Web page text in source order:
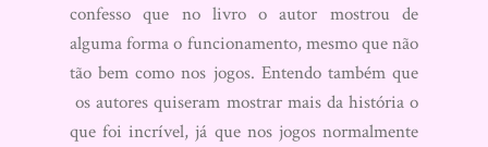
confesso que no livro o autor mostrou de
alguma forma o funcionamento, mesmo que não
tão bem como nos jogos. Entendo também que
os autores quiseram mostrar mais da história o
que foi incrível, já que nos jogos normalmente